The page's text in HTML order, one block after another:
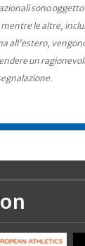
sono
le altre,
all'estero,
un